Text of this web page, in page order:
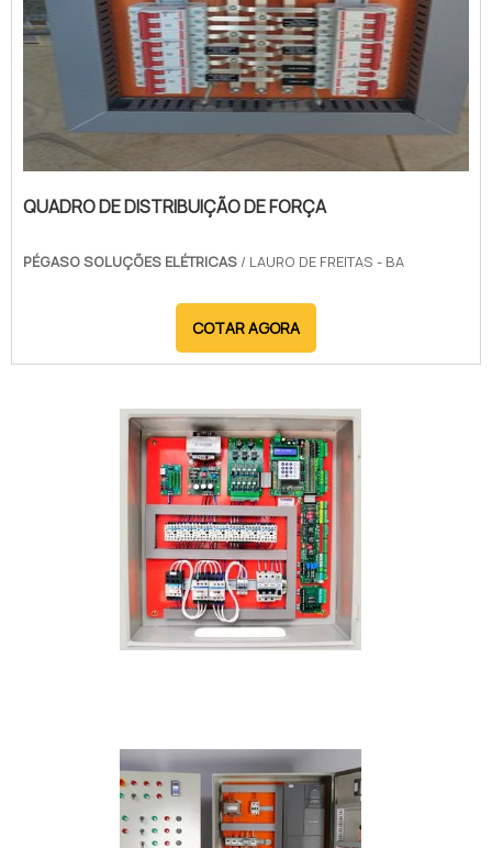
QUADRO DE DISTRIBUIÇÃO DE FORÇA
PÉGASO SOLUÇÕES ELÉTRICAS / LAURO DE FREITAS - BA
COTAR AGORA